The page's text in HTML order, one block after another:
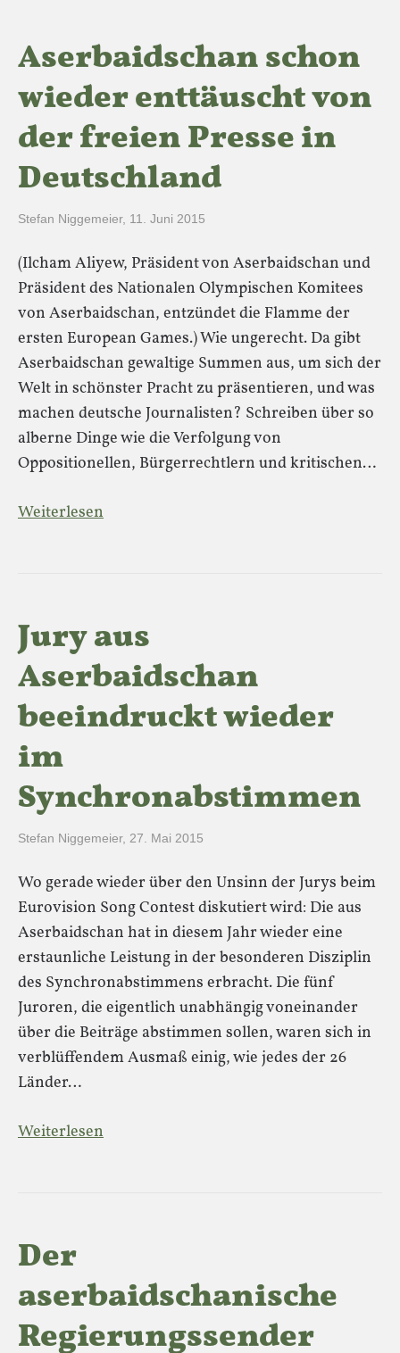
Aserbaidschan schon
wieder enttäuscht von
der freien Presse in
Deutschland
Stefan Niggemeier, 11. Juni 2015
(Ilcham Aliyew, Präsident von Aserbaidschan und
Präsident des Nationalen Olympischen Komitees
von Aserbaidschan, entzündet die Flamme der
ersten European Games.) Wie ungerecht. Da gibt
Aserbaidschan gewaltige Summen aus, um sich der
Welt in schönster Pracht zu präsentieren, und was
machen deutsche Journalisten? Schreiben über so
alberne Dinge wie die Verfolgung von
Oppositionellen, Bürgerrechtlern und kritischen…
Weiterlesen
Jury aus
Aserbaidschan
beeindruckt wieder
im
Synchronabstimmen
Stefan Niggemeier, 27. Mai 2015
Wo gerade wieder über den Unsinn der Jurys beim
Eurovision Song Contest diskutiert wird: Die aus
Aserbaidschan hat in diesem Jahr wieder eine
erstaunliche Leistung in der besonderen Disziplin
des Synchronabstimmens erbracht. Die fünf
Juroren, die eigentlich unabhängig voneinander
über die Beiträge abstimmen sollen, waren sich in
verblüffendem Ausmaß einig, wie jedes der 26
Länder…
Weiterlesen
Der
aserbaidschanische
Regierungssender